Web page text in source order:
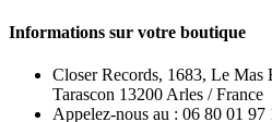
Informations sur votre boutique
Closer Records, 1683, Le Mas
Tarascon 13200 Arles / France
Appelez-nous au : 06 80 01 97